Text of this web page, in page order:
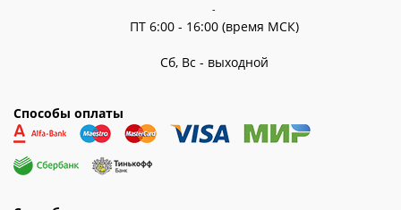
-
ПТ 6:00 - 16:00 (время МСК)
Сб, Вс - выходной
Способы оплаты